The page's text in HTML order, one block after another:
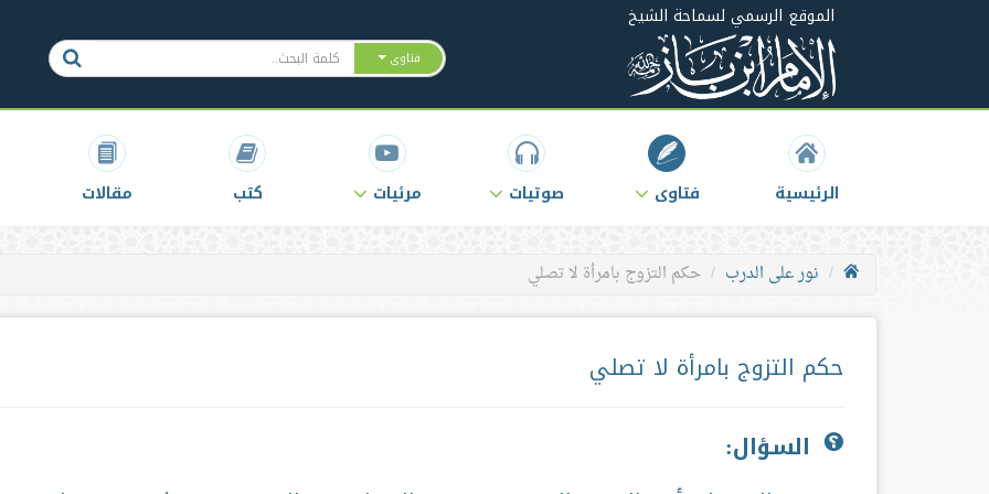
الموقع الرسمي لسماحة الشيخ
فتاوى
الرئيسية فتاوى صوتيات مرئيات كتب مقالات
نور على الدرب حكم التزوج بامرأة لا تصلي
حكم التزوج بامرأة لا تصلي
السؤال: